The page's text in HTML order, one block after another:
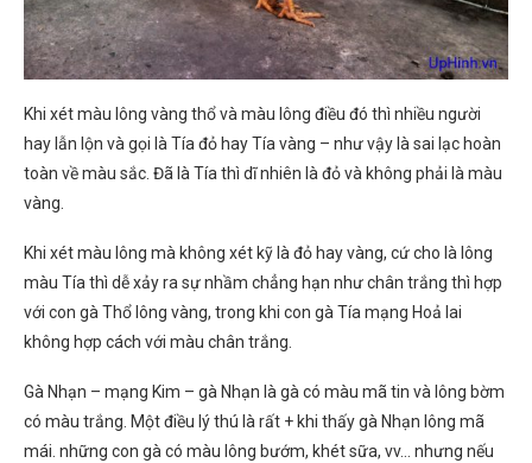
Khi xét màu lông vàng thổ và màu lông điều đó thì nhiều người
hay lẫn lộn và gọi là Tía đỏ hay Tía vàng – như vậy là sai lạc hoàn
toàn về màu sắc. Đã là Tía thì dĩ nhiên là đỏ và không phải là màu
vàng.
Khi xét màu lông mà không xét kỹ là đỏ hay vàng, cứ cho là lông
màu Tía thì dễ xảy ra sự nhầm chẳng hạn như chân trắng thì hợp
với con gà Thổ lông vàng, trong khi con gà Tía mạng Hoả lai
không hợp cách với màu chân trắng.
Gà Nhạn – mạng Kim – gà Nhạn là gà có màu mã tin và lông bờm
có màu trắng. Một điều lý thú là rất + khi thấy gà Nhạn lông mã
mái. những con gà có màu lông bướm, khét sữa, vv… nhưng nếu